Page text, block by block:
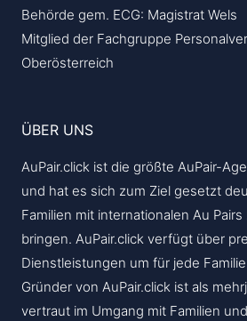
Behörde gem. ECG: Magistrat Wels
Mitglied der Fachgruppe
Oberösterreich
ÜBER UNS
AuPair.click ist die größte AuPair-
und hat es sich zum Ziel gesetzt
Familien mit internationalen Au
bringen. AuPair.click verfügt über
Dienstleistungen um für jede
Gründer von AuPair.click ist als
vertraut im Umgang mit Familien